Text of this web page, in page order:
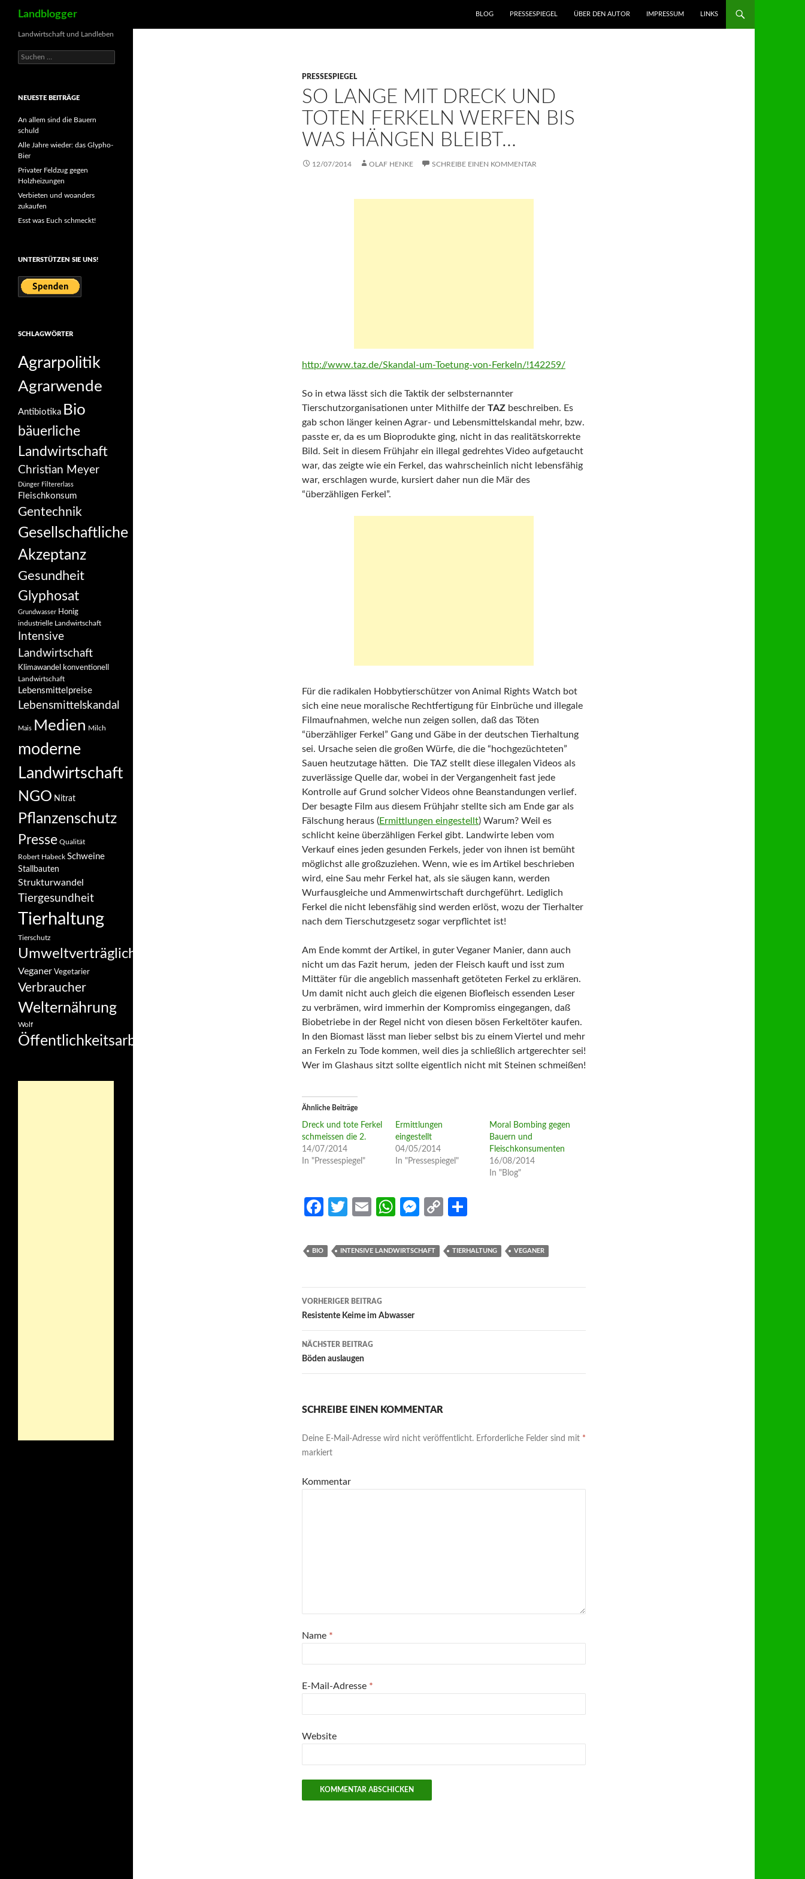
Landblogger
BLOG
PRESSESPIEGEL ÜBER DEN AUTOR IMPRESSUM LINKS
PRESSESPIEGEL
SO LANGE MIT DRECK UND
TOTEN FERKELN WERFEN BIS
WAS HÄNGEN BLEIBT…
12/07/2014 OLAF HENKE SCHREIBE EINEN KOMMENTAR
http://www.taz.de/Skandal-um-Toetung-von-Ferkeln/!142259/
So in etwa lässt sich die Taktik der selbsternannter
Tierschutzorganisationen unter Mithilfe der TAZ beschreiben. Es
gab schon länger keinen Agrar- und Lebensmittelskandal mehr, bzw.
passte er, da es um Bioprodukte ging, nicht in das realitätskorrekte
Bild. Seit in diesem Frühjahr ein illegal gedrehtes Video aufgetaucht
war, das zeigte wie ein Ferkel, das wahrscheinlich nicht lebensfähig
war, erschlagen wurde, kursiert daher nun die Mär des
“überzähligen Ferkel”.
Für die radikalen Hobbytierschützer von Animal Rights Watch bot
sich eine neue moralische Rechtfertigung für Einbrüche und illegale
Filmaufnahmen, welche nun zeigen sollen, daß das Töten
“überzähliger Ferkel” Gang und Gäbe in der deutschen Tierhaltung
sei. Ursache seien die großen Würfe, die die “hochgezüchteten”
Sauen heutzutage hätten. Die TAZ stellt diese illegalen Videos als
zuverlässige Quelle dar, wobei in der Vergangenheit fast jede
Kontrolle auf Grund solcher Videos ohne Beanstandungen verlief.
Der besagte Film aus diesem Frühjahr stellte sich am Ende gar als
Fälschung heraus (Ermittlungen eingestellt) Warum? Weil es
schlicht keine überzähligen Ferkel gibt. Landwirte leben vom
Verkauf eines jeden gesunden Ferkels, jeder von ihnen ist bemüht
möglichst alle großzuziehen. Wenn, wie es im Artikel beschrieben
wird, eine Sau mehr Ferkel hat, als sie säugen kann, werden
Wurfausgleiche und Ammenwirtschaft durchgeführt. Lediglich
Ferkel die nicht lebensfähig sind werden erlöst, wozu der Tierhalter
nach dem Tierschutzgesetz sogar verpflichtet ist!
Am Ende kommt der Artikel, in guter Veganer Manier, dann auch
nicht um das Fazit herum, jeden der Fleisch kauft und isst zum
Mittäter für die angeblich massenhaft getöteten Ferkel zu erklären.
Um damit nicht auch gleich die eigenen Biofleisch essenden Leser
zu verbrämen, wird immerhin der Kompromiss eingegangen, daß
Biobetriebe in der Regel nicht von diesen bösen Ferkeltöter kaufen.
In den Biomast lässt man lieber selbst bis zu einem Viertel und mehr
an Ferkeln zu Tode kommen, weil dies ja schließlich artgerechter sei!
Wer im Glashaus sitzt sollte eigentlich nicht mit Steinen schmeißen!
Ähnliche Beiträge
Dreck und tote Ferkel
schmeissen die 2.
14/07/2014
In "Pressespiegel"
Ermittlungen
eingestellt
04/05/2014
In "Pressespiegel"
Moral Bombing gegen
Bauern und
Fleischkonsumenten
16/08/2014
In "Blog"
Fa
b
o
k
T
itt
E
ail
W
at
A
p
M
se
g
C
p
Li
ar
BIO INTENSIVE LANDWIRTSCHAFT TIERHALTUNG VEGANER
Beitrags-
Navigation
VORHERIGER BEITRAG
Resistente Keime im Abwasser
NÄCHSTER BEITRAG
Böden auslaugen
SCHREIBE EINEN KOMMENTAR
Deine E-Mail-Adresse wird nicht veröffentlicht. Erforderliche Felder sind mit *
markiert
Kommentar
Name *
E-Mail-Adresse *
Website
Landwirtschaft und Landleben
Suchen
nach:
NEUESTE BEITRÄGE
An allem sind die Bauern
schuld
Alle Jahre wieder: das Glypho-
Bier
Privater Feldzug gegen
Holzheizungen
Verbieten und woanders
zukaufen
Esst was Euch schmeckt!
UNTERSTÜTZEN SIE UNS!
SCHLAGWÖRTER
Agrarpolitik
Agrarwende
Antibiotika Bio
bäuerliche
Landwirtschaft
Christian Meyer
Dünger Filtererlass
Fleischkonsum
Gentechnik
Gesellschaftliche
Akzeptanz
Gesundheit
Glyphosat
Grundwasser Honig
industrielle Landwirtschaft
Intensive
Landwirtschaft
Klimawandel konventionell
Landwirtschaft
Lebensmittelpreise
Lebensmittelskandal
Mais Medien Milch
moderne
Landwirtschaft
NGO Nitrat
Pflanzenschutz
Presse Qualität
Robert Habeck Schweine
Stallbauten
Strukturwandel
Tiergesundheit
Tierhaltung
Tierschutz
Umweltverträglichkeit
Veganer Vegetarier
Verbraucher
Welternährung
Wolf
Öffentlichkeitsarbeit